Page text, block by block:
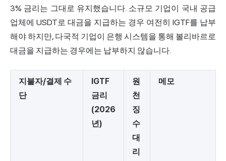
3% 금리는 그대로 유지했습니다. 소규모 기업이 국내 공급
업체에 USDT로 대금을 지급하는 경우 여전히 IGTF를 납부
해야 하지만, 다국적 기업이 은행 시스템을 통해 볼리바르로
대금을 지급하는 경우에는 납부하지 않습니다.
지불자/결제 수
단
IGTF
금리
(2026
년)
원
천
징
수
대
리
메모